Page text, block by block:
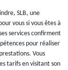
SLB, une
vous si vous êtes à
services confirment
pour réaliser
Vous
tarifs en visitant son